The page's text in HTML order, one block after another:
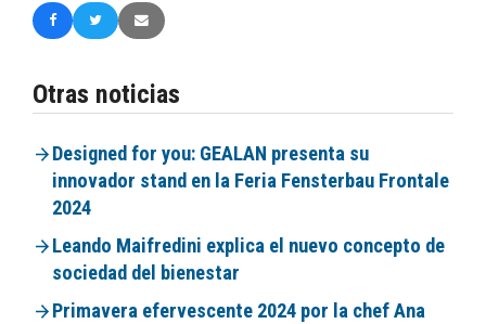
Otras noticias
Designed for you: GEALAN presenta su
innovador stand en la Feria Fensterbau Frontale
2024
Leando Maifredini explica el nuevo concepto de
sociedad del bienestar
Primavera efervescente 2024 por la chef Ana